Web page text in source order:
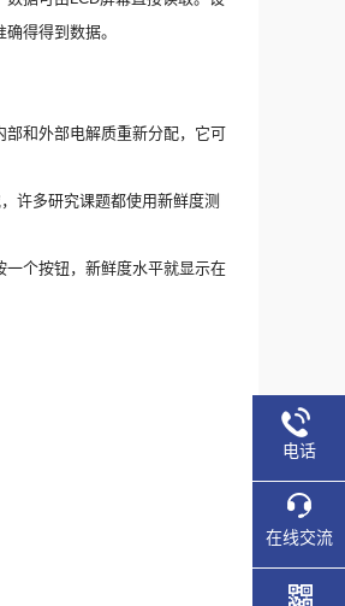
得得到数据。
和外部电解质重新分配，它可
许多研究课题都使用新鲜度测
个按钮，新鲜度水平就显示在
电话
在线交流